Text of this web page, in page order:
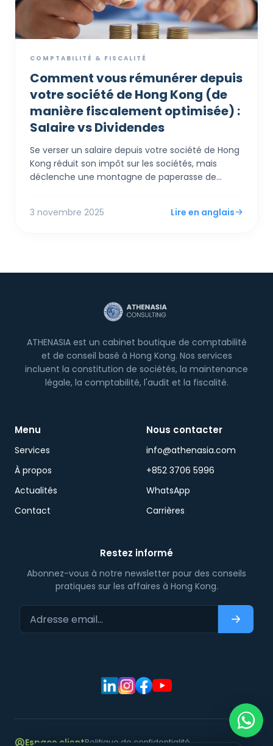
COMPTABILITÉ & FISCALITÉ
Comment vous rémunérer depuis
votre société de Hong Kong (de
manière fiscalement optimisée) :
Salaire vs Dividendes
Se verser un salaire depuis votre société de Hong
Kong réduit son impôt sur les sociétés, mais
déclenche une montagne de paperasse de
mais une nouvelle règle FSIE pourrait piéger vos
3 novembre 2025 Lire en anglais
ATHENASIA est un cabinet boutique de comptabilité
et de conseil basé à Hong Kong. Nos services
incluent la constitution de sociétés, la maintenance
légale, la comptabilité, l'audit et la fiscalité.
Menu
Services
À propos
Actualités
Contact
Nous contacter
info@athenasia.com
+852 3706 5996
WhatsApp
Carrières
Restez informé
Abonnez-vous à notre newsletter pour des conseils
pratiques sur les affaires à Hong Kong.
Espace clientPolitique de confidentialité